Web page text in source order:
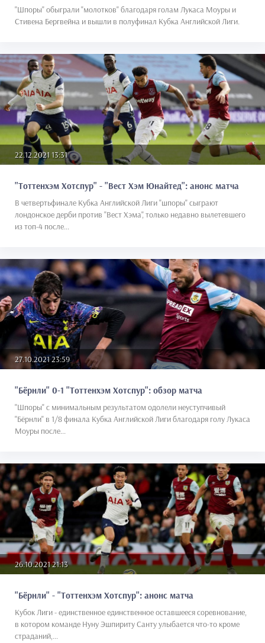
"Шпоры" обыграли "молотков" благодаря голам Лукаса Моуры и
Стивена Бергвейна и вышли в полуфинал Кубка Английской Лиги.
22.12.2021 13:31
"Тоттенхэм Хотспур" - "Вест Хэм Юнайтед": анонс матча
В четвертьфинале Кубка Английской Лиги "шпоры" сыграют
лондонское дерби против "Вест Хэма", только недавно вылетевшего
из топ-4 после...
27.10.2021 23:59
"Бёрнли" 0-1 "Тоттенхэм Хотспур": обзор матча
"Шпоры" с минимальным результатом одолели неуступчивый
"Бёрнли" в 1/8 финала Кубка Английской Лиги благодаря голу Лукаса
Моуры после...
26.10.2021 21:13
"Бёрнли" - "Тоттенхэм Хотспур": анонс матча
Кубок Лиги - единственное единственное оставшееся соревнование,
в котором команде Нуну Эшпириту Санту улыбается что-то кроме
страданий,...